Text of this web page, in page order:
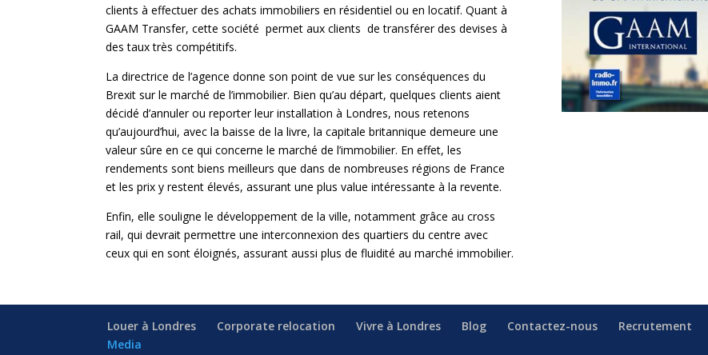
clients à effectuer des achats immobiliers en résidentiel ou en locatif. Quant à
GAAM Transfer, cette société permet aux clients de transférer des devises à
des taux très compétitifs.
La directrice de l’agence donne son point de vue sur les conséquences du
Brexit sur le marché de l’immobilier. Bien qu’au départ, quelques clients aient
décidé d’annuler ou reporter leur installation à Londres, nous retenons
qu’aujourd’hui, avec la baisse de la livre, la capitale britannique demeure une
valeur sûre en ce qui concerne le marché de l’immobilier. En effet, les
rendements sont biens meilleurs que dans de nombreuses régions de France
et les prix y restent élevés, assurant une plus value intéressante à la revente.
Enfin, elle souligne le développement de la ville, notamment grâce au cross
rail, qui devrait permettre une interconnexion des quartiers du centre avec
ceux qui en sont éloignés, assurant aussi plus de fluidité au marché immobilier.
Louer à Londres Corporate relocation Vivre à Londres Blog Contactez-nous Recrutement
Media